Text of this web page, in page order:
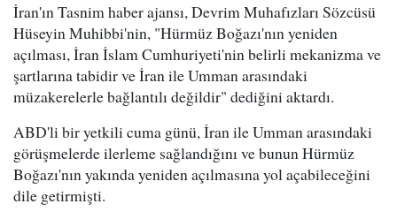
İran'ın Tasnim haber ajansı, Devrim Muhafızları Sözcüsü
Hüseyin Muhibbi'nin, "Hürmüz Boğazı'nın yeniden
açılması, İran İslam Cumhuriyeti'nin belirli mekanizma ve
şartlarına tabidir ve İran ile Umman arasındaki
müzakerelerle bağlantılı değildir" dediğini aktardı.
ABD'li bir yetkili cuma günü, İran ile Umman arasındaki
görüşmelerde ilerleme sağlandığını ve bunun Hürmüz
Boğazı'nın yakında yeniden açılmasına yol açabileceğini
dile getirmişti.